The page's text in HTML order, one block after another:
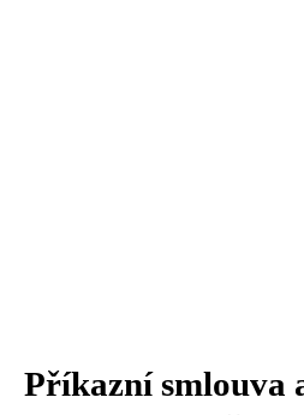
Příkazní smlouva